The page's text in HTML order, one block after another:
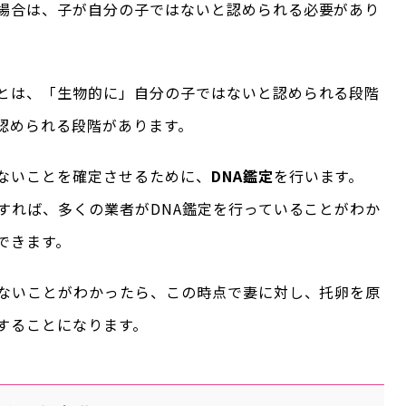
は、子が自分の子ではないと認められる必要があり
は、「生物的に」自分の子ではないと認められる段階
られる段階があります。
ことを確定させるために、 DNA鑑定を行います。
れば、多くの業者がDNA鑑定を行っていることがわか
ます。
いことがわかったら、この時点で妻に対し、托卵を原
ことになります。